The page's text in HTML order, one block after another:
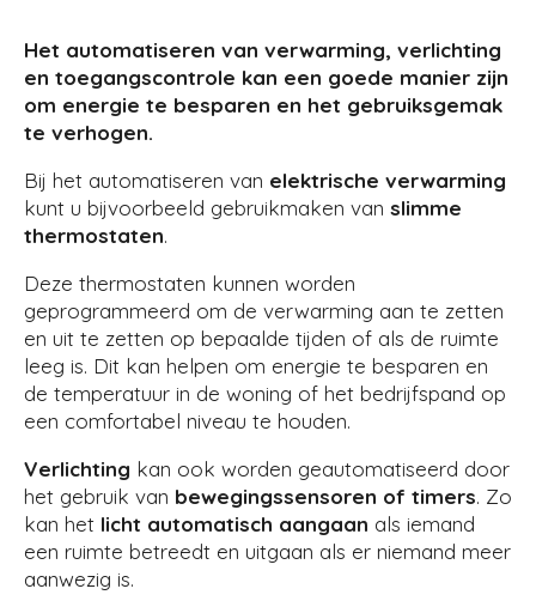
Het automatiseren van verwarming, verlichting
en toegangscontrole kan een goede manier zijn
om energie te besparen en het gebruiksgemak
te verhogen.
Bij het automatiseren van elektrische verwarming
kunt u bijvoorbeeld gebruikmaken van slimme
thermostaten.
Deze thermostaten kunnen worden
geprogrammeerd om de verwarming aan te zetten
en uit te zetten op bepaalde tijden of als de ruimte
leeg is. Dit kan helpen om energie te besparen en
de temperatuur in de woning of het bedrijfspand op
een comfortabel niveau te houden.
Verlichting kan ook worden geautomatiseerd door
het gebruik van bewegingssensoren of timers. Zo
kan het licht automatisch aangaan als iemand
een ruimte betreedt en uitgaan als er niemand meer
aanwezig is.